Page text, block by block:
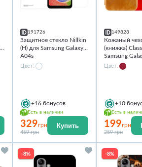
191726
Защитное стекло Nillkin
(H) для Samsung Galaxy
A04s
Цвет:
+16 бонусов
Есть в наличии
329грн
459 грн
Купить
149828
Кожаный
(книжка)
Samsung
Цвет:
+10
Есть в
199грн
259 грн
-8% -8%